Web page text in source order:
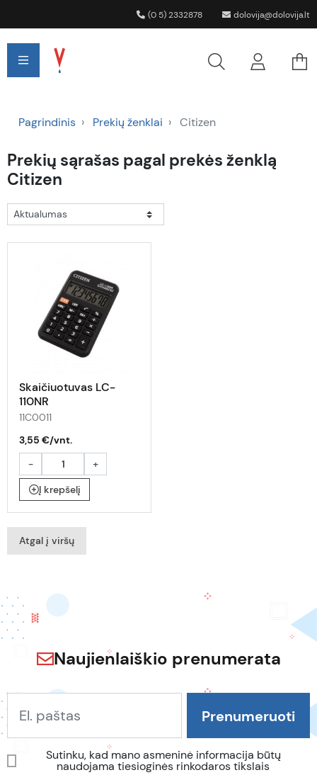
(0 5) 2332878 dolovija@dolovija.lt
Pagrindinis Prekių ženklai Citizen
Prekių sąrašas pagal prekės ženklą
Citizen
Skaičiuotuvas LC-
110NR
11C0011
3,55 €/vnt.
-
+
Į krepšelį
Atgal į viršų
Naujienlaiškio prenumerata
Sutinku, kad mano asmeninė informacija būtų
naudojama tiesioginės rinkodaros tikslais